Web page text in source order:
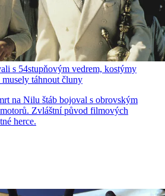
s 54stupňovým vedrem, kostýmy
táhnout čluny
na Nilu štáb bojoval s obrovským
Zvláštní původ filmových
herce.